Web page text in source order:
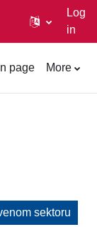
Log
in
page More
sektoru